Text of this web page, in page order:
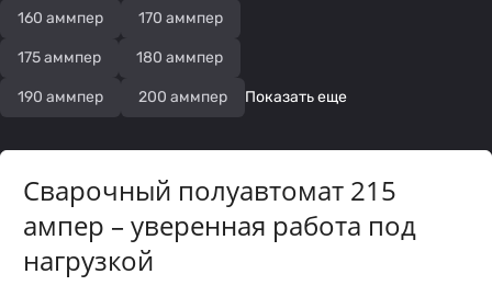
160 аммпер 170 аммпер
175 аммпер 180 аммпер
190 аммпер 200 аммпер Показать еще
Сварочный полуавтомат 215
ампер – уверенная работа под
нагрузкой